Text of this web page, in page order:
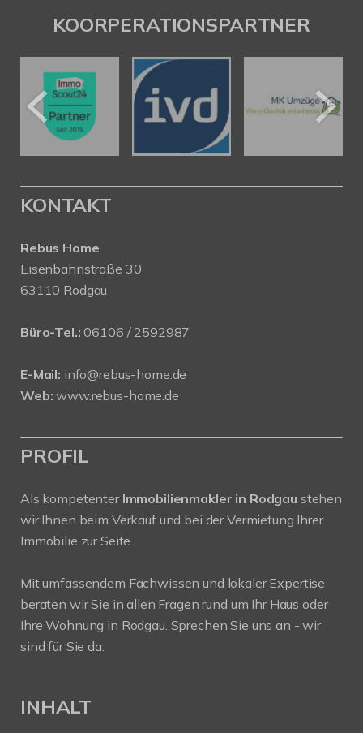
KOORPERATIONSPARTNER
KONTAKT
Rebus Home
Eisenbahnstraße 30
63110 Rodgau
Büro-Tel.:06106 / 2592987
E-Mail: info@rebus-home.de
Web:www.rebus-home.de
PROFIL
Als kompetenter Immobilienmakler in Rodgau stehen
wir Ihnen beim Verkauf und bei der Vermietung Ihrer
Immobilie zur Seite.
Mit umfassendem Fachwissen und lokaler Expertise
beraten wir Sie in allen Fragen rund um Ihr Haus oder
Ihre Wohnung in Rodgau. Sprechen Sie uns an - wir
sind für Sie da.
INHALT